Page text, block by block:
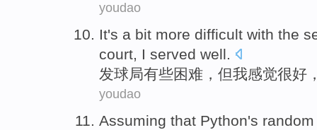
youdao
It's a bit more difficult with the
court, I served well.
发球局有些困难 ，但我感觉很好
youdao
Assuming that Python's random